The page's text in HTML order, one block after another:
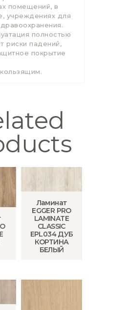
помещений, в
учреждениях для
полностью
риски падений,
покрытие
Ламинат
EGGER PRO
LAMINATE
CLASSIC
EPL034 ДУБ
КОРТИНА
БЕЛЫЙ